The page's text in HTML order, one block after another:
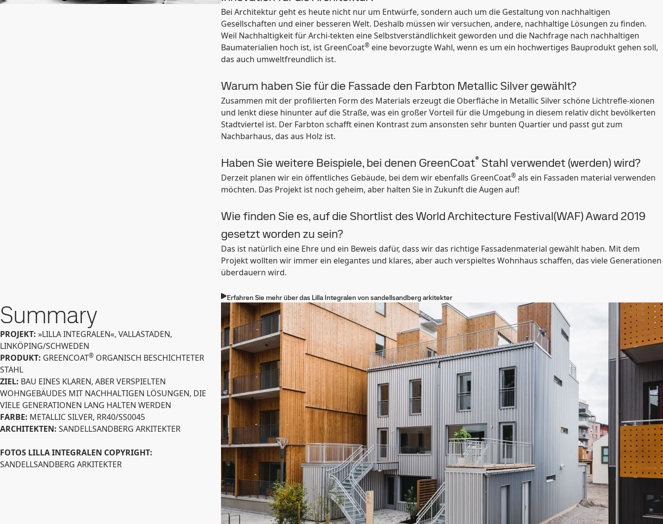
Bei Architektur geht es heute nicht nur um Entwürfe, sondern auch um die Gestaltung von nachhaltigen
Gesellschaften und einer besseren Welt. Deshalb müssen wir versuchen, andere, nachhaltige Lösungen zu finden.
Weil Nachhaltigkeit für Archi-tekten eine Selbstverständlichkeit geworden und die Nachfrage nach nachhaltigen
Baumaterialien hoch ist, ist GreenCoat® eine bevorzugte Wahl, wenn es um ein hochwertiges Bauprodukt gehen soll,
das auch umweltfreundlich ist.
Warum haben Sie für die Fassade den Farbton Metallic Silver gewählt?
Zusammen mit der profilierten Form des Materials erzeugt die Oberfläche in Metallic Silver schöne Lichtrefle-xionen
und lenkt diese hinunter auf die Straße, was ein großer Vorteil für die Umgebung in diesem relativ dicht bevölkerten
Stadtviertel ist. Der Farbton schafft einen Kontrast zum ansonsten sehr bunten Quartier und passt gut zum
Nachbarhaus, das aus Holz ist.
Haben Sie weitere Beispiele, bei denen GreenCoat® Stahl verwendet (werden) wird?
Derzeit planen wir ein öffentliches Gebäude, bei dem wir ebenfalls GreenCoat® als ein Fassaden material verwenden
möchten. Das Projekt ist noch geheim, aber halten Sie in Zukunft die Augen auf!
Wie finden Sie es, auf die Shortlist des World Architecture Festival(WAF) Award 2019
gesetzt worden zu sein?
Das ist natürlich eine Ehre und ein Beweis dafür, dass wir das richtige Fassadenmaterial gewählt haben. Mit dem
Projekt wollten wir immer ein elegantes und klares, aber auch verspieltes Wohnhaus schaffen, das viele Generationen
überdauern wird.
Erfahren Sie mehr über das Lilla Integralen von sandellsandberg arkitekter
Summary
PROJEKT: »LILLA INTEGRALEN«, VALLASTADEN,
LINKÖPING/SCHWEDEN
PRODUKT: GREENCOAT® ORGANISCH BESCHICHTETER
STAHL
ZIEL: BAU EINES KLAREN, ABER VERSPIELTEN
WOHNGEBÄUDES MIT NACHHALTIGEN LÖSUNGEN, DIE
VIELE GENERATIONEN LANG HALTEN WERDEN
FARBE: METALLIC SILVER, RR40/SS0045
ARCHITEKTEN: SANDELLSANDBERG ARKITEKTER
FOTOS LILLA INTEGRALEN COPYRIGHT:
SANDELLSANDBERG ARKITEKTER